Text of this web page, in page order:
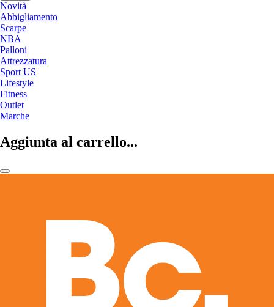
Novità
Abbigliamento
Scarpe
NBA
Palloni
Attrezzatura
Sport US
Lifestyle
Fitness
Outlet
Marche
Aggiunta al carrello...